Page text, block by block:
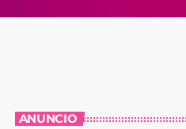
ANUNCIO